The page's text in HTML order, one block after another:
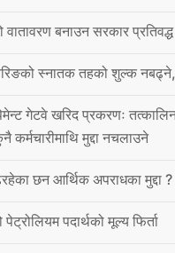
वातावरण बनाउन सरकार
स्नातक तहको शुल्क
गेटवे खरिद प्रकरणः तत्कालिन
कर्मचारीमाथि मुद्दा नचलाउने
छन आर्थिक अपराधका मुद्दा ?
पेट्रोलियम पदार्थको मूल्य फिर्ता